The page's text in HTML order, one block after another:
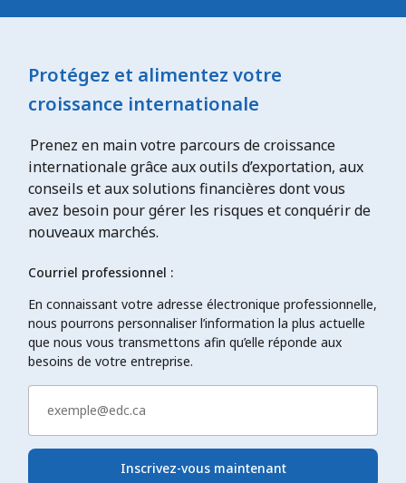
Protégez et alimentez votre
croissance internationale
Prenez en main votre parcours de croissance
internationale grâce aux outils d’exportation, aux
conseils et aux solutions financières dont vous
avez besoin pour gérer les risques et conquérir de
nouveaux marchés.
Courriel professionnel :
En connaissant votre adresse électronique professionnelle,
nous pourrons personnaliser l’information la plus actuelle
que nous vous transmettons afin qu’elle réponde aux
besoins de votre entreprise.
Inscrivez-vous maintenant